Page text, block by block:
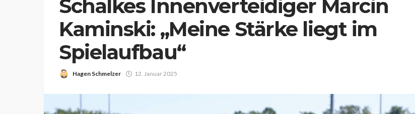
Schalkes Innenverteidiger Marcin
Kaminski: „Meine Stärke liegt im
Spielaufbau“
Hagen Schmelzer 12. Januar 2025